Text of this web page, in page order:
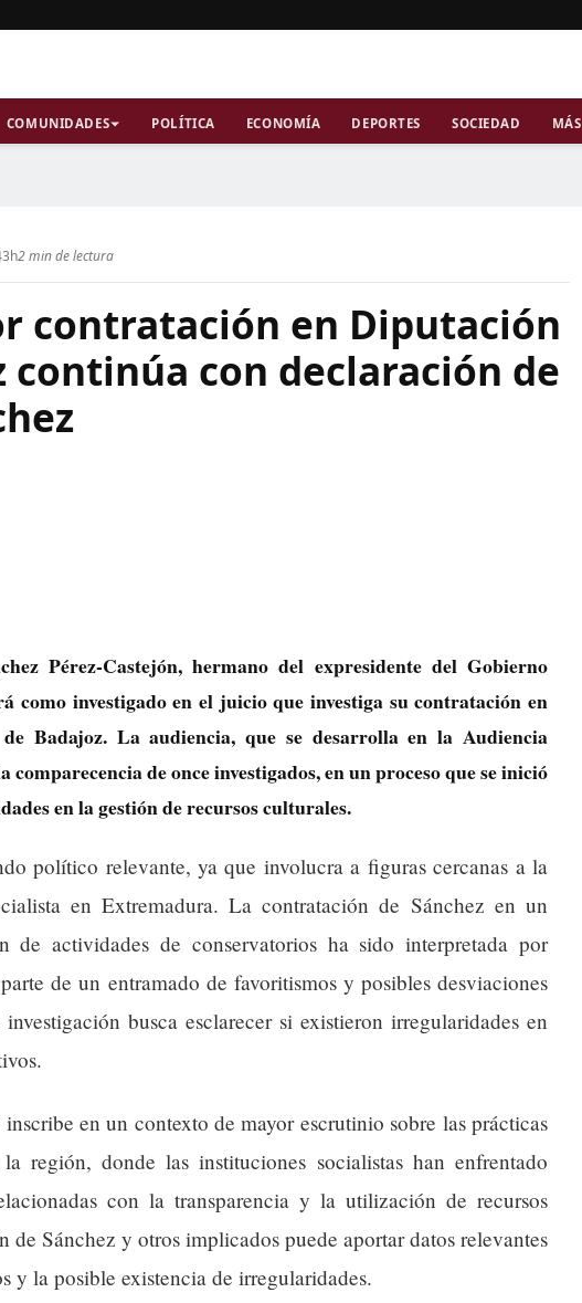
COMUNIDADES POLÍTICA ECONOMÍA DEPORTES SOCIEDAD MÁS
2 min de lectura
contratación en Diputación
continúa con declaración de
Pérez-Castejón, hermano del expresidente del Gobierno
como investigado en el juicio que investiga su contratación en
Badajoz. La audiencia, que se desarrolla en la Audiencia
de once investigados, en un proceso que se inició
en la gestión de recursos culturales.
político relevante, ya que involucra a figuras cercanas a la
en Extremadura. La contratación de Sánchez en un
de actividades de conservatorios ha sido interpretada por
de un entramado de favoritismos y posibles desviaciones
busca esclarecer si existieron irregularidades en
en un contexto de mayor escrutinio sobre las prácticas
región, donde las instituciones socialistas han enfrentado
con la transparencia y la utilización de recursos
de Sánchez y otros implicados puede aportar datos relevantes
y la posible existencia de irregularidades.